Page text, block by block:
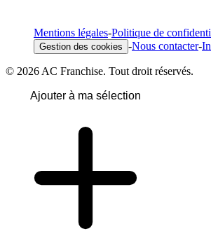
Mentions légales-Politique de
Gestion des cookies -Nous contacter-
© 2026 AC Franchise. Tout droit réservés.
Ajouter à ma sélection